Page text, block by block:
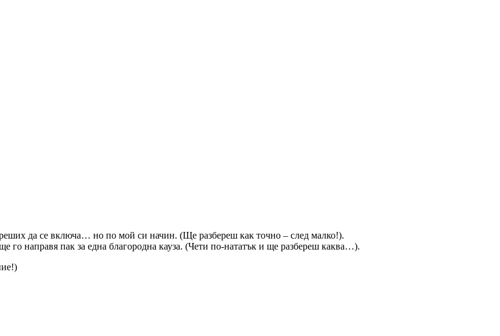
да се включа… но по мой си начин. (Ще разбереш как точно – след малко!).
го направя пак за една благородна кауза. (Чети по-нататък и ще разбереш каква…).